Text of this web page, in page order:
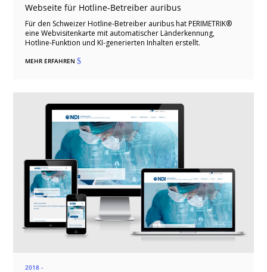
Webseite für Hotline-Betreiber auribus
Für den Schweizer Hotline-Betreiber auribus hat PERIMETRIK®
eine Webvisitenkarte mit automatischer Länderkennung,
Hotline-Funktion und KI-generierten Inhalten erstellt.
MEHR ERFAHREN$
2018 -